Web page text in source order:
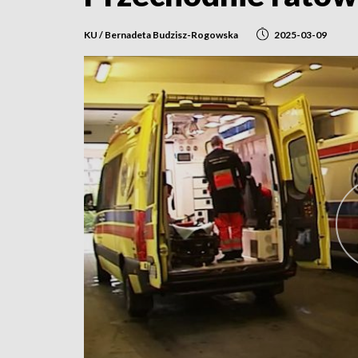
KU / Bernadeta Budzisz-Rogowska 2025-03-09